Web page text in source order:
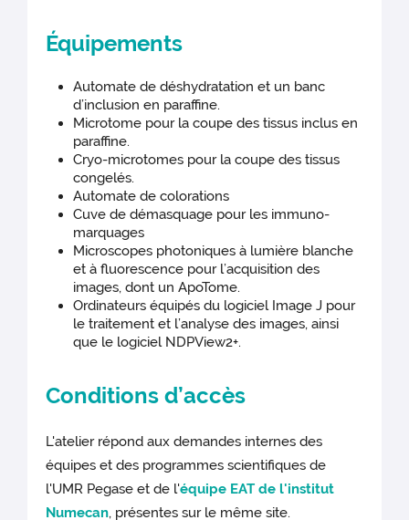
Équipements
Automate de déshydratation et un banc
d’inclusion en paraffine.
Microtome pour la coupe des tissus inclus en
paraffine.
Cryo-microtomes pour la coupe des tissus
congelés.
Automate de colorations
Cuve de démasquage pour les immuno-
marquages
Microscopes photoniques à lumière blanche
et à fluorescence pour l’acquisition des
images, dont un ApoTome.
Ordinateurs équipés du logiciel Image J pour
le traitement et l’analyse des images, ainsi
que le logiciel NDPView2+.
Conditions d’accès
L'atelier répond aux demandes internes des
équipes et des programmes scientifiques de
l'UMR Pegase et de l'équipe EAT de l'institut
Numecan, présentes sur le même site.